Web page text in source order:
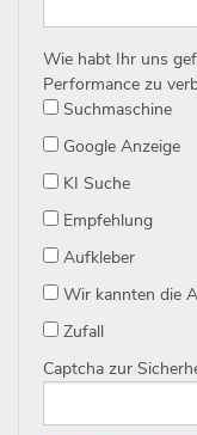
Wie habt Ihr uns
Performance zu
Suchmaschine
Google Anzeige
KI Suche
Empfehlung
Aufkleber
Wir kannten die
Zufall
Captcha zur